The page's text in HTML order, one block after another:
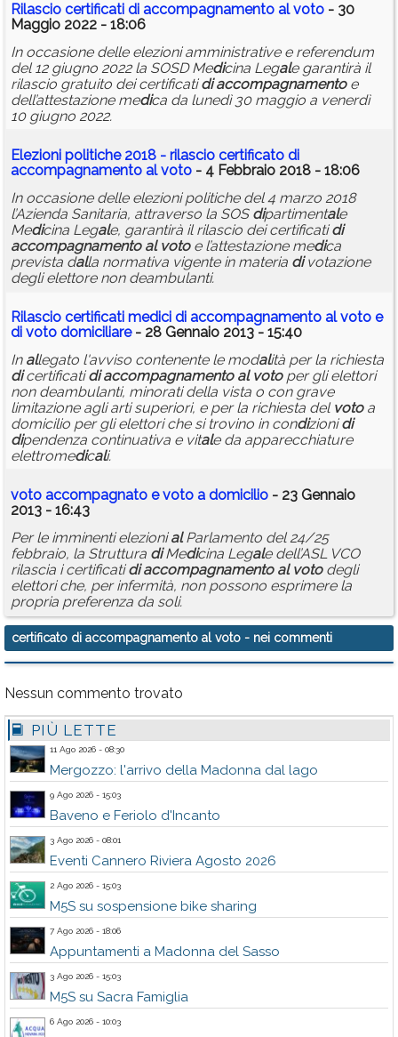
Rilascio certificati di accompagnamento al voto - 30
Maggio 2022 - 18:06
In occasione delle elezioni amministrative e referendum
del 12 giugno 2022 la SOSD Medicina Legale garantirà il
rilascio gratuito dei certificatidi accompagnamentoe
dell’attestazione medica da lunedì 30 maggio a venerdì
10 giugno 2022.
Elezioni politiche 2018 - rilascio certificato di
accompagnamento al voto - 4 Febbraio 2018 - 18:06
In occasione delle elezioni politiche del 4 marzo 2018
l’Azienda Sanitaria, attraverso la SOS dipartimentale
Medicina Legale, garantirà il rilascio dei certificatidi
accompagnamento al votoe l’attestazione medica
prevista dalla normativa vigente in materia divotazione
degli elettore non deambulanti.
Rilascio certificati medici di accompagnamento al voto e
di voto domiciliare- 28 Gennaio 2013 - 15:40
In allegato l'avviso contenente le modalità per la richiesta
dicertificatidi accompagnamento al votoper gli elettori
non deambulanti, minorati della vista o con grave
limitazione agli arti superiori, e per la richiesta del votoa
domicilio per gli elettori che si trovino in condizionidi
dipendenza continuativa e vitale da apparecchiature
elettromedicali.
voto accompagnato evoto a domicilio - 23 Gennaio
2013 - 16:43
Per le imminenti elezionialParlamento del 24/25
febbraio, la Struttura diMedicina Legale dell’ASL VCO
rilascia i certificatidi accompagnamento al votodegli
elettori che, per infermità, non possono esprimere la
propria preferenza da soli.
certificato di accompagnamento al voto - nei commenti
Nessun commento trovato
PIÙ LETTE
11 Ago 2026 - 08:30
Mergozzo: l'arrivo della Madonna dal lago
9 Ago 2026 - 15:03
Baveno e Feriolo d'Incanto
3 Ago 2026 - 08:01
Eventi Cannero Riviera Agosto 2026
2 Ago 2026 - 15:03
M5S su sospensione bike sharing
7 Ago 2026 - 18:06
Appuntamenti a Madonna del Sasso
3 Ago 2026 - 15:03
M5S su Sacra Famiglia
6 Ago 2026 - 10:03